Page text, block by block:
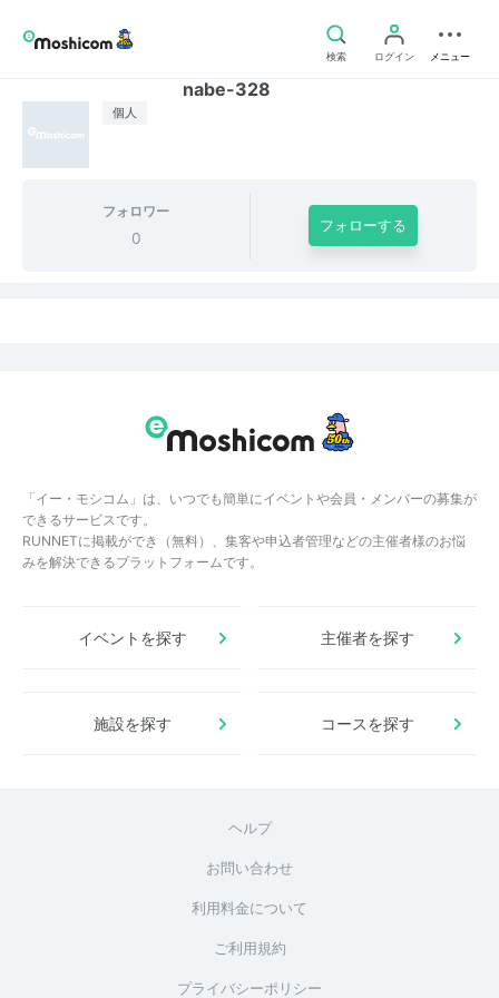
検索 ログイン メニュー
個人
nabe-328
フォロワー
0
フォローする
「イー・モシコム」は、いつでも簡単にイベントや会員・メンバーの募集が
できるサービスです。
RUNNETに掲載ができ（無料）、集客や申込者管理などの主催者様のお悩
みを解決できるプラットフォームです。
イベントを探す 主催者を探す
施設を探す コースを探す
ヘルプ
お問い合わせ
利用料金について
ご利用規約
プライバシーポリシー